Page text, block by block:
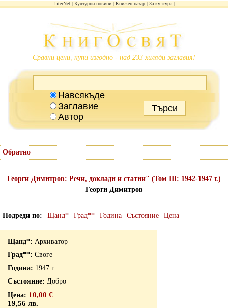
LiterNet Културни новини Книжен пазар За култура
Сравни цени, купи изгодно - над 233 хиляди заглавия!
Навсякъде
Заглавие
Автор
Обратно
Георги Димитров: Речи, доклади и статии" (Том III: 1942-1947 г.)
Георги Димитров
Подреди по Щанд* Град** Година Състояние Цена
Архиватор
Своге
1947 г.
Добро
10,00 €
19,56 лв.